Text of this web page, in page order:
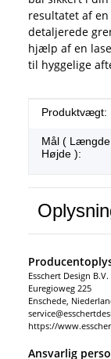
resultatet af
detaljerede
hjælp af en
til hyggelige
Produktvægt:
Mål (
Højde ):
Esschert Design B.V.
Euregioweg 225
Enschede,
https://
Ansvarlig